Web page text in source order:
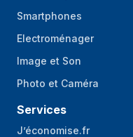
Smartphones
Electroménager
Image et Son
Photo et Caméra
Services
J’économise.fr